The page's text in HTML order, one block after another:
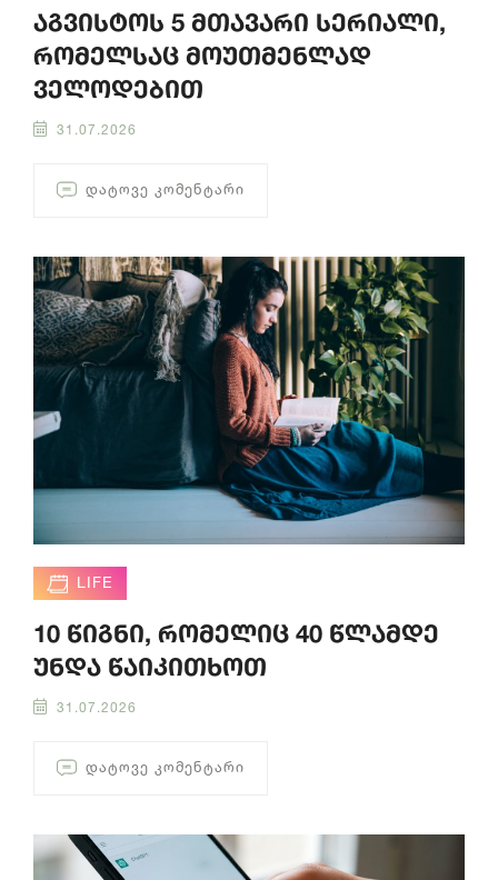
აგვისტოს 5 მთავარი სერიალი,
რომელსაც მოუთმენლად
ველოდებით
31.07.2026
ᲓᲐᲢᲝᲕᲔ ᲙᲝᲛᲔᲜᲢᲐᲠᲘ
LIFE
10 წიგნი, რომელიც 40 წლამდე
უნდა წაიკითხოთ
31.07.2026
ᲓᲐᲢᲝᲕᲔ ᲙᲝᲛᲔᲜᲢᲐᲠᲘ